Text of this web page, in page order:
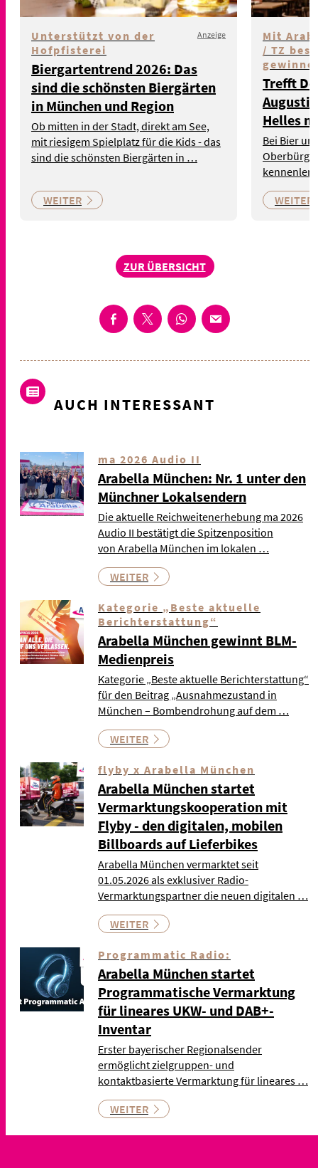
Unterstützt von der
Hofpfisterei
Anzeige
Biergartentrend 2026: Das
sind die schönsten Biergärten
in München und Region
Ob mitten in der Stadt, direkt am See,
mit riesigem Spielplatz für die Kids - das
sind die schönsten Biergärten in …
WEITER
Mit
/ TZ
Trefft
Helles
Bei Bier
WEITER
ZUR ÜBERSICHT
AUCH INTERESSANT
ma 2026 Audio II
Arabella München: Nr. 1 unter den
Münchner Lokalsendern
Die aktuelle Reichweitenerhebung ma 2026
Audio II bestätigt die Spitzenposition
von Arabella München im lokalen …
WEITER
Kategorie „Beste aktuelle
Berichterstattung“
Arabella München gewinnt BLM-
Medienpreis
Kategorie „Beste aktuelle Berichterstattung“
für den Beitrag „Ausnahmezustand in
München – Bombendrohung auf dem …
WEITER
flyby x Arabella München
Arabella München startet
Vermarktungskooperation mit
Flyby - den digitalen, mobilen
Billboards auf Lieferbikes
Arabella München vermarktet seit
01.05.2026 als exklusiver Radio-
Vermarktungspartner die neuen digitalen …
WEITER
Programmatic Radio:
Arabella München startet
Programmatische Vermarktung
für lineares UKW- und DAB+-
Inventar
Erster bayerischer Regionalsender
ermöglicht zielgruppen- und
kontaktbasierte Vermarktung für lineares …
WEITER